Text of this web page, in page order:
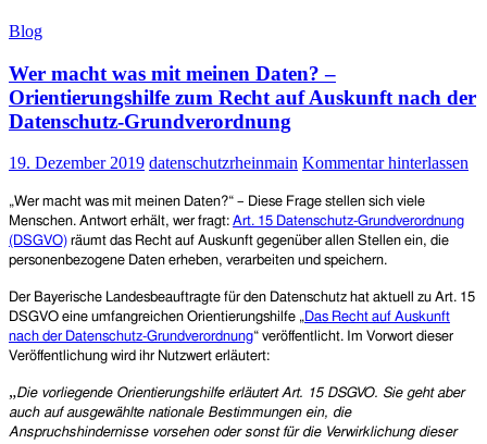
Blog
Wer macht was mit meinen Daten? –
Orientierungshilfe zum Recht auf Auskunft nach der
Datenschutz-Grundverordnung
19. Dezember 2019 datenschutzrheinmain Kommentar hinterlassen
„Wer macht was mit meinen Daten?“ – Diese Frage stellen sich viele
Menschen. Antwort erhält, wer fragt: Art. 15 Datenschutz-Grundverordnung
(DSGVO) räumt das Recht auf Auskunft gegenüber allen Stellen ein, die
personenbezogene Daten erheben, verarbeiten und speichern.
Der Bayerische Landesbeauftragte für den Datenschutz hat aktuell zu Art. 15
DSGVO eine umfangreichen Orientierungshilfe „Das Recht auf Auskunft
nach der Datenschutz-Grundverordnung“ veröffentlicht. Im Vorwort dieser
Veröffentlichung wird ihr Nutzwert erläutert:
„Die vorliegende Orientierungshilfe erläutert Art. 15 DSGVO. Sie geht aber
auch auf ausgewählte nationale Bestimmungen ein, die
Anspruchshindernisse vorsehen oder sonst für die Verwirklichung dieser